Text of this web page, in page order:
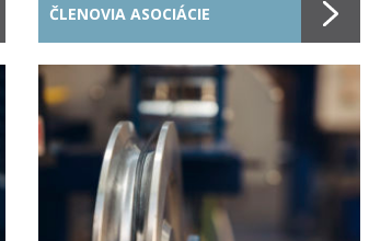
ČLENOVIA ASOCIÁCIE